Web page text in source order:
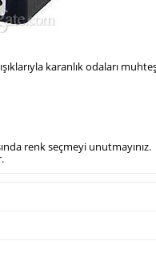
karanlık odaları
renk seçmeyi unutmayınız.